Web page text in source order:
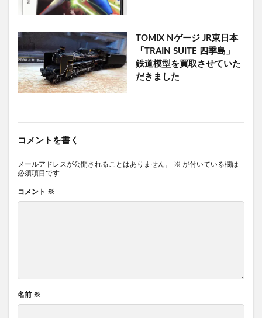
TOMIX Nゲージ JR東日本
「TRAIN SUITE 四季島」
鉄道模型を買取させていた
だきました
コメントを書く
メールアドレスが公開されることはありません。 ※ が付いている欄は
必須項目です
コメント ※
名前 ※